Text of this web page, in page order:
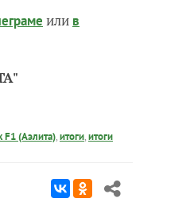
или в
(Аэлита),итоги,итоги